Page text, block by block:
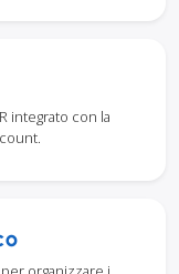
integrato con la